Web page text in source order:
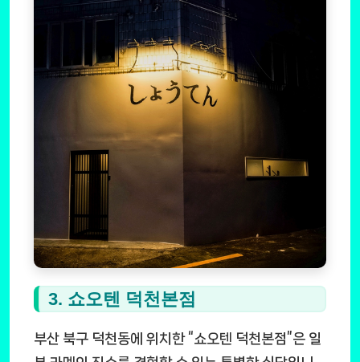
3. 쇼오텐 덕천본점
부산 북구 덕천동에 위치한 “쇼오텐 덕천본점”은 일